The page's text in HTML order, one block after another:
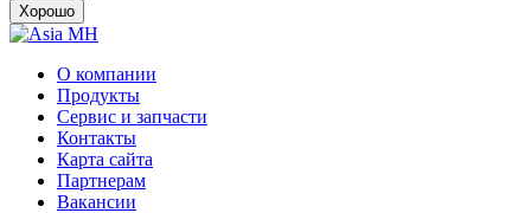
Хорошо
О компании
Продукты
Сервис и запчасти
Контакты
Карта сайта
Партнерам
Вакансии